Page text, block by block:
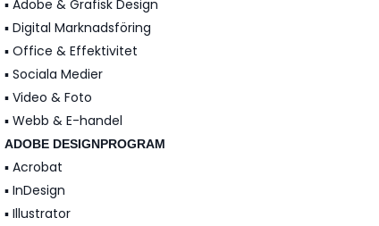
▪️ Adobe & Grafisk Design
▪️ Digital Marknadsföring
▪️ Office & Effektivitet
▪️ Sociala Medier
▪️ Video & Foto
▪️ Webb & E-handel
ADOBE DESIGNPROGRAM
▪️ Acrobat
▪️ InDesign
▪️ Illustrator